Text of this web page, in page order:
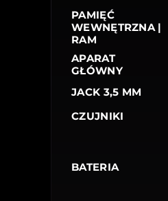
PAMIĘĆ
WEWNĘTRZNA |
RAM
APARAT
GŁÓWNY
JACK 3,5 MM
CZUJNIKI
BATERIA